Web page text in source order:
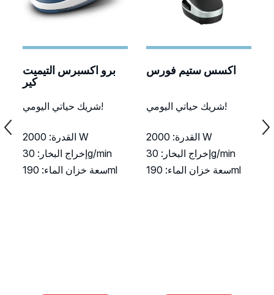
برو اكسبرس التيميت
كير​
شريك حياتي اليومي!
القدرة: ‏2000 W
إخراج البخار: ‏30g/min
سعة خزان الماء: ‏190ml
شريك حياتي اليومي!
القدرة: ‏2000 W
إخراج البخار: ‏30g/min
سعة خزان الماء: ‏190ml